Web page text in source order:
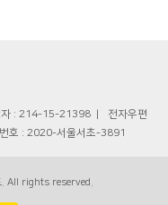
자 : 214-15-21398
전자우편
호 : 2020-서울서초-3891
. All rights reserved.